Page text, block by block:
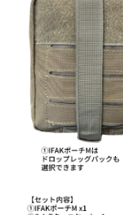
製品をキーワ